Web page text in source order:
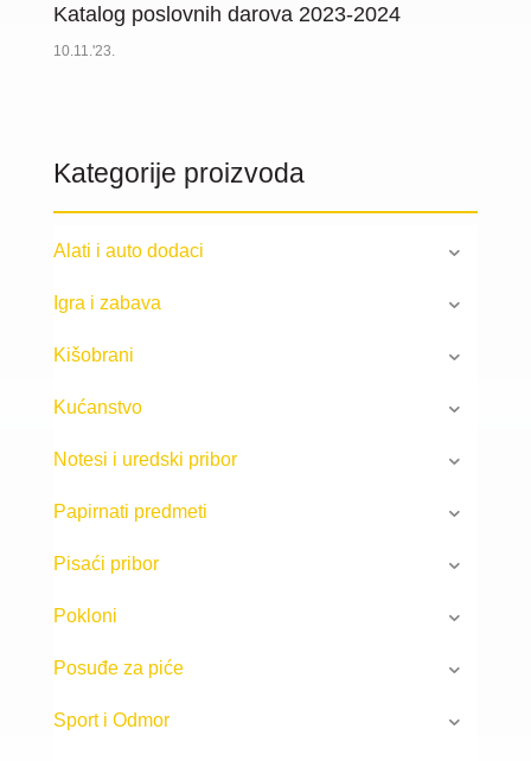
Katalog poslovnih darova 2023-2024
10.11.'23.
Kategorije proizvoda
Alati i auto dodaci
Igra i zabava
Kišobrani
Kućanstvo
Notesi i uredski pribor
Papirnati predmeti
Pisaći pribor
Pokloni
Posuđe za piće
Sport i Odmor